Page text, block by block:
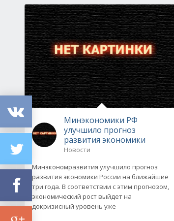
Минэкономики РФ
улучшило прогноз
развития экономики
Новости
Минэкономразвития улучшило прогноз
развития экономики России на ближайшие
три года. В соответствии с этим прогнозом,
экономический рост выйдет на
докризисный уровень уже